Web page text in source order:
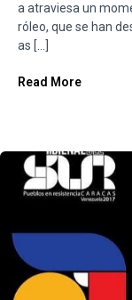
a atraviesa un
róleo, que se han
as […]
Read More